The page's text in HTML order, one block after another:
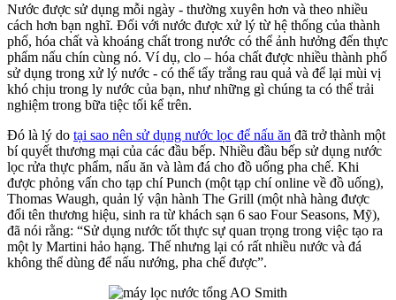
Nước được sử dụng mỗi ngày - thường xuyên hơn và theo nhiều
cách hơn bạn nghĩ. Đối với nước được xử lý từ hệ thống của thành
phố, hóa chất và khoáng chất trong nước có thể ảnh hưởng đến thực
phẩm nấu chín cùng nó. Ví dụ, clo – hóa chất được nhiều thành phố
sử dụng trong xử lý nước - có thể tẩy trắng rau quả và để lại mùi vị
khó chịu trong ly nước của bạn, như những gì chúng ta có thể trải
nghiệm trong bữa tiệc tối kể trên.
Đó là lý do tại sao nên sử dụng nước lọc để nấu ăn đã trở thành một
bí quyết thương mại của các đầu bếp. Nhiều đầu bếp sử dụng nước
lọc rửa thực phẩm, nấu ăn và làm đá cho đồ uống pha chế. Khi
được phỏng vấn cho tạp chí Punch (một tạp chí online về đồ uống),
Thomas Waugh, quản lý vận hành The Grill (một nhà hàng được
đổi tên thương hiệu, sinh ra từ khách sạn 6 sao Four Seasons, Mỹ),
đã nói rằng: “Sử dụng nước tốt thực sự quan trọng trong việc tạo ra
một ly Martini hảo hạng. Thế nhưng lại có rất nhiều nước và đá
không thể dùng để nấu nướng, pha chế được”.